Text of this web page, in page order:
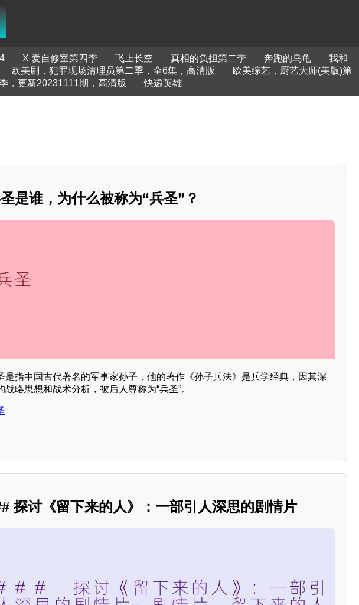
X 爱自修室第四季 飞上长空 真相的负担第二季 奔跑的乌龟
我和
欧美剧，犯罪现场清理员第二季，全6集，高清版
欧美综艺，厨艺大师(美版)第
，更新20231111期，高清版 快递英雄
是谁，为什么被称为“兵圣”？
是指中国古代著名的军事家孙子，他的著作《孙子兵法》是兵学经典，因其深
战略思想和战术分析，被后人尊称为“兵圣”。
探讨《留下来的人》：一部引人深思的剧情片